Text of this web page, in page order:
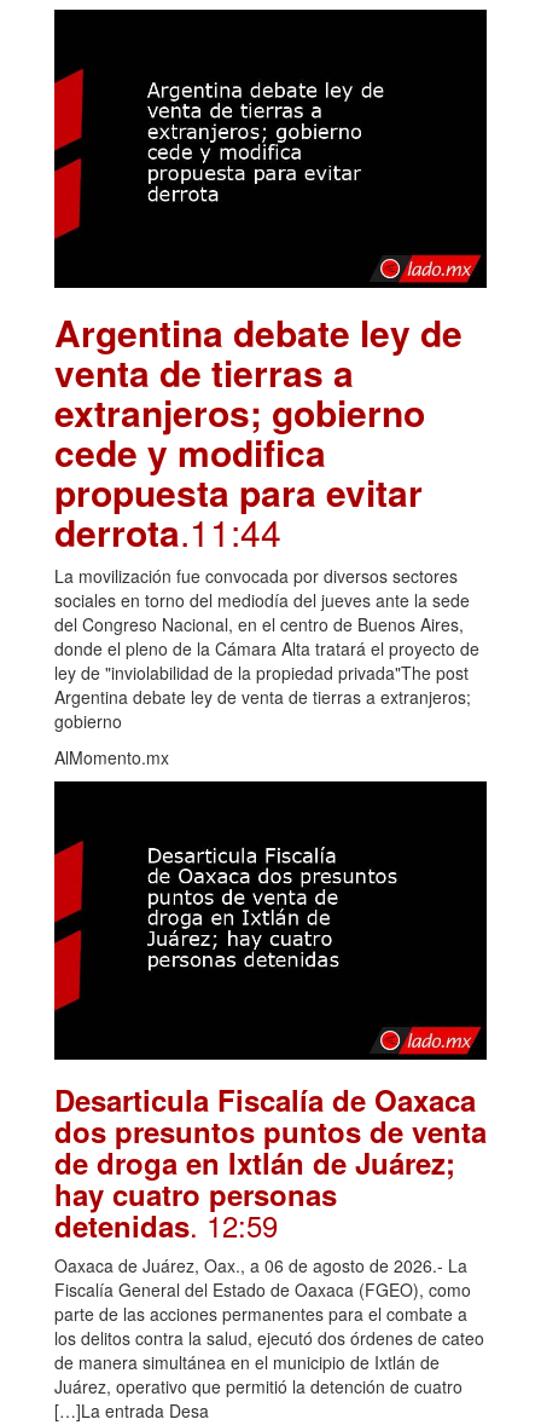
Argentina debate ley de
venta de tierras a
extranjeros; gobierno
cede y modifica
propuesta para evitar
derrota.11:44
La movilización fue convocada por diversos sectores
sociales en torno del mediodía del jueves ante la sede
del Congreso Nacional, en el centro de Buenos Aires,
donde el pleno de la Cámara Alta tratará el proyecto de
ley de "inviolabilidad de la propiedad privada"The post
Argentina debate ley de venta de tierras a extranjeros;
gobierno
AlMomento.mx
Desarticula Fiscalía de Oaxaca
dos presuntos puntos de venta
de droga en Ixtlán de Juárez;
hay cuatro personas
detenidas. 12:59
Oaxaca de Juárez, Oax., a 06 de agosto de 2026.- La
Fiscalía General del Estado de Oaxaca (FGEO), como
parte de las acciones permanentes para el combate a
los delitos contra la salud, ejecutó dos órdenes de cateo
de manera simultánea en el municipio de Ixtlán de
Juárez, operativo que permitió la detención de cuatro
[…]La entrada Desa